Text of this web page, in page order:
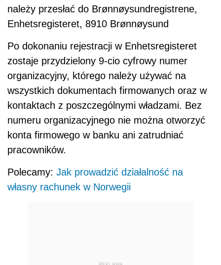
należy przesłać do Brønnøysundregistrene,
Enhetsregisteret, 8910 Brønnøysund
Po dokonaniu rejestracji w Enhetsregisteret
zostaje przydzielony 9-cio cyfrowy numer
organizacyjny, którego należy używać na
wszystkich dokumentach firmowanych oraz w
kontaktach z poszczególnymi władzami. Bez
numeru organizacyjnego nie można otworzyć
konta firmowego w banku ani zatrudniać
pracowników.
Polecamy: Jak prowadzić działalność na
własny rachunek w Norwegii